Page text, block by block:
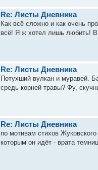
Re: Листы Дневника
Как всё сложно и как очень
всё! Я ж хотел лишь любить! В
Re: Листы Дневника
Потухший вулкан и муравей.
средь корней травы? Фу,
Re: Листы Дневника
по мотивам стихов
которым он идёт - врата